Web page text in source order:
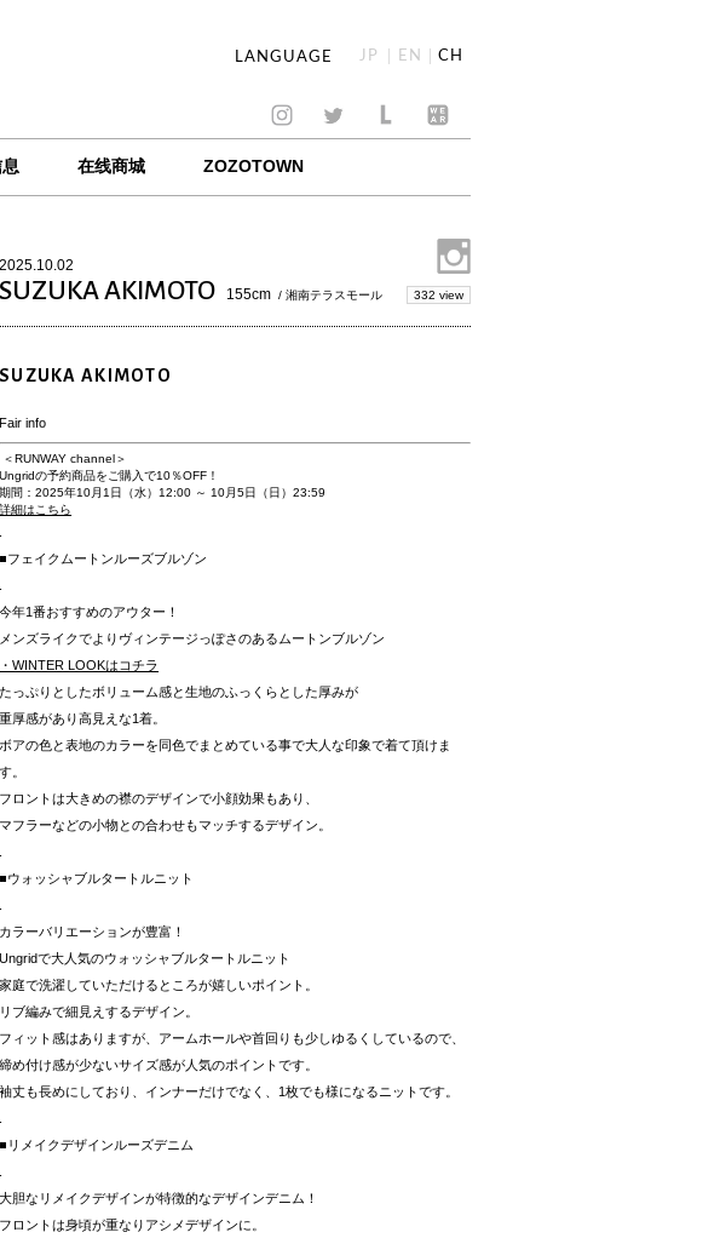
LANGUAGE JP EN CH
在线商城 ZOZOTOWN
2025.10.02
SUZUKA AKIMOTO 155cm / 湘南テラスモール 332 view
SUZUKA AKIMOTO
Fair info
＜RUNWAY channel＞
Ungridの予約商品をご購入で10％OFF ！
期間：2025年10月1日（水）12:00 ～ 10月5日（日）23:59
詳細はこちら
■フェイクムートンルーズブルゾン
今年1番おすすめのアウター！
メンズライクでよりヴィンテージっぽさのあるムートンブルゾン
・WINTER LOOKはコチラ
たっぷりとしたボリューム感と生地のふっくらとした厚みが
重厚感があり高見えな1着。
ボアの色と表地のカラーを同色でまとめている事で大人な印象で着て頂けま
す。
フロントは大きめの襟のデザインで小顔効果もあり、
マフラーなどの小物との合わせもマッチするデザイン。
■ウォッシャブルタートルニット
カラーバリエーションが豊富！
Ungridで大人気のウォッシャブルタートルニット
家庭で洗濯していただけるところが嬉しいポイント。
リブ編みで細見えするデザイン。
フィット感はありますが、アームホールや首回りも少しゆるくしているので、
締め付け感が少ないサイズ感が人気のポイントです。
袖丈も長めにしており、インナーだけでなく、1枚でも様になるニットです。
■リメイクデザインルーズデニム
大胆なリメイクデザインが特徴的なデザインデニム ！
フロントは身頃が重なりアシメデザインに。